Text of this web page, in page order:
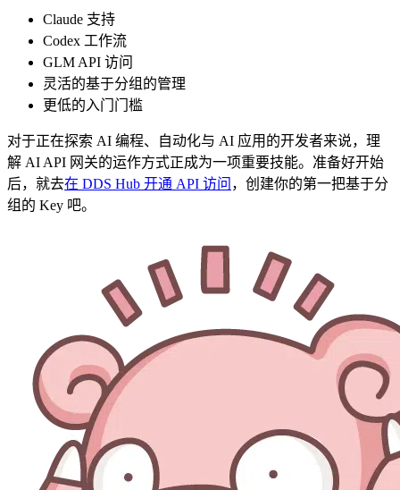
Claude 支持
Codex 工作流
GLM API 访问
灵活的基于分组的管理
更低的入门门槛
对于正在探索 AI 编程、自动化与 AI 应用的开发者来说，理
解 AI API 网关的运作方式正成为一项重要技能。准备好开始
后，就去在 DDS Hub 开通 API 访问 ，创建你的第一把基于分
组的 Key 吧。